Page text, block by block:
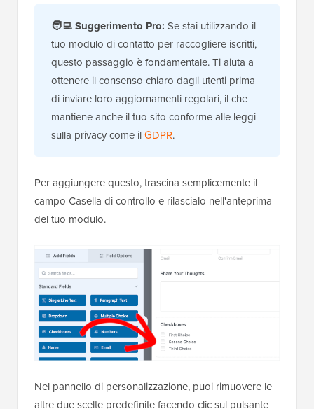
🧑‍💻Suggerimento Pro: Se stai utilizzando il
tuo modulo di contatto per raccogliere iscritti,
questo passaggio è fondamentale. Ti aiuta a
ottenere il consenso chiaro dagli utenti prima
di inviare loro aggiornamenti regolari, il che
mantiene anche il tuo sito conforme alle leggi
sulla privacy come ilGDPR.
Per aggiungere questo, trascina semplicemente il
campo Casella di controllo e rilascialo nell'anteprima
del tuo modulo.
Nel pannello di personalizzazione, puoi rimuovere le
altre due scelte predefinite facendo clic sul pulsante